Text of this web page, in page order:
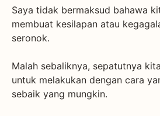
Saya tidak bermaksud bahawa
membuat kesilapan atau
seronok.
Malah sebaliknya, sepatutnya
untuk melakukan dengan cara
sebaik yang mungkin.